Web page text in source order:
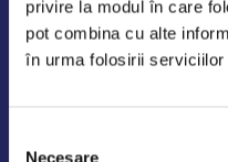
privire la modul în care
pot combina cu alte
în urma folosirii serviciilor
Necesare
Luni - Vineri: 09:00-18:00
Sambata - Duminica: